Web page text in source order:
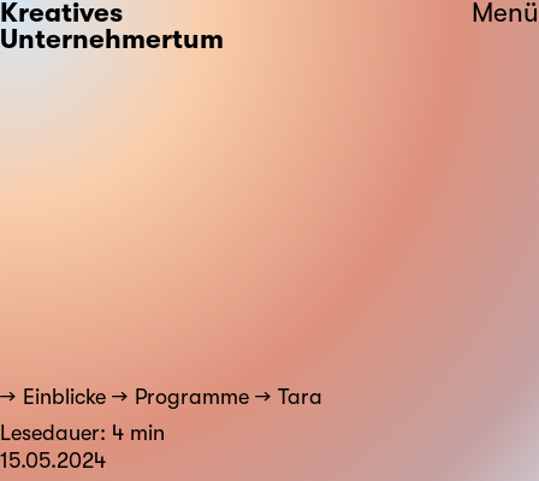
Kreatives
Unternehmertum
Menü
Einblicke Programme
Tara
Lesedauer: 4 min
15.05.2024